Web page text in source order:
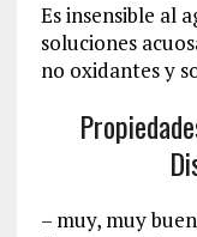
Es insensible al
soluciones
no oxidantes y
– muy, muy